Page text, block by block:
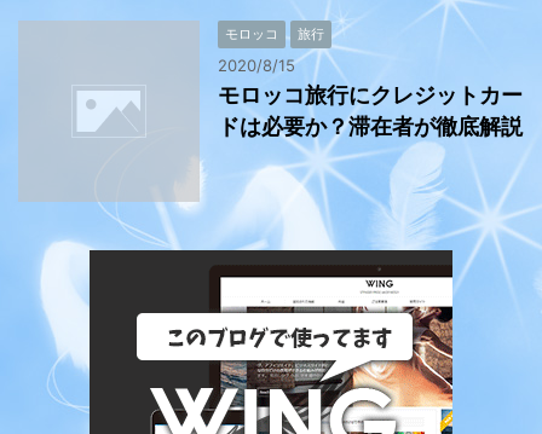
モロッコ 旅行
2020/8/15
モロッコ旅行にクレジットカー
ドは必要か？滞在者が徹底解説